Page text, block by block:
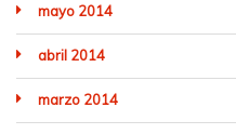
mayo 2014
abril 2014
marzo 2014